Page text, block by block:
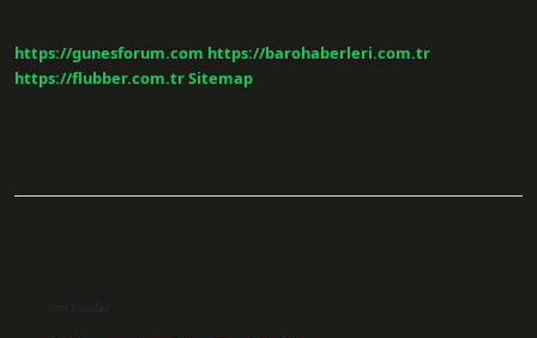
https://gunesforum.com https://barohaberleri.com.tr
https://flubber.com.trSitemap
Son Yazılar